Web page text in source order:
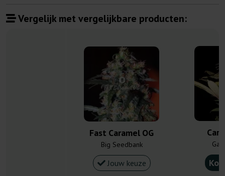
Vergelijk met vergelijkbare producten:
Fast Caramel OG
Big Seedbank
Jouw keuze